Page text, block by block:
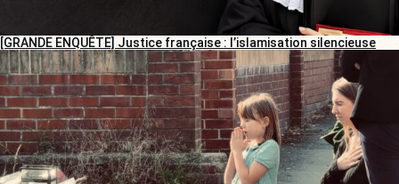
[GRANDE ENQUÊTE] Justice française : l’islamisation silencieuse